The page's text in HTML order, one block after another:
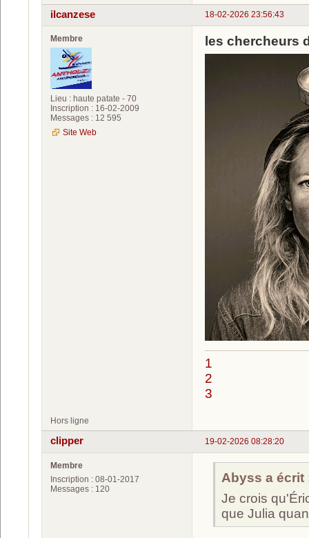
18-02-2026 23:56:43
ilcanzese
Membre
Lieu : haute patate - 70
Inscription : 16-02-2009
Messages : 12 595
Site Web
les chercheurs
1
2
3
Hors ligne
19-02-2026 08:28:20
clipper
Membre
Inscription : 08-01-2017
Messages : 120
Abyss a écrit
Je crois
que Julia